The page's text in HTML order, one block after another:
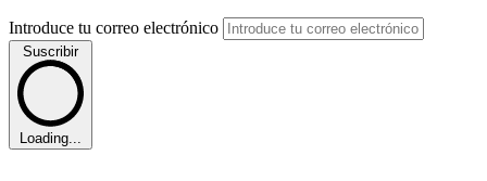
Introduce tu correo electrónico
Suscribir
Loading...